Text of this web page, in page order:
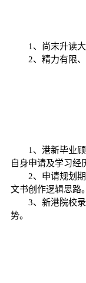
1、尚末升读大
2、精力有限、
1、港新毕业顾
自身申请及学习经
2、申请规划期
文书创作逻辑思路。
3、新港院校录
势。